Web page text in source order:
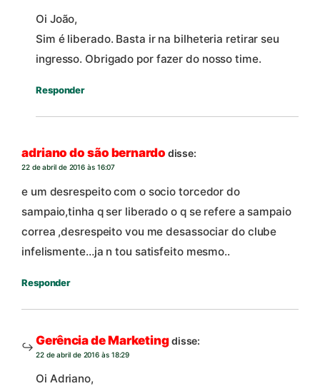
Oi João,
Sim é liberado. Basta ir na bilheteria retirar seu
ingresso. Obrigado por fazer do nosso time.
Responder
adriano do são bernardo disse:
22 de abril de 2016 às 16:07
e um desrespeito com o socio torcedor do
sampaio,tinha q ser liberado o q se refere a sampaio
correa ,desrespeito vou me desassociar do clube
infelismente…ja n tou satisfeito mesmo..
Responder
Gerência de Marketingdisse:
22 de abril de 2016 às 18:29
Oi Adriano,